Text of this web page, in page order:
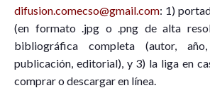
difusion.comecso@gmail.com: 1)
(en formato .jpg o .png de alta
bibliográfica completa (autor,
publicación, editorial), y 3) la liga en
comprar o descargar en línea.